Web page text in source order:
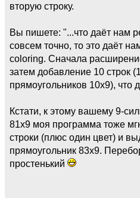
вторую строку.
Вы пишете: "...что даёт нам
совсем точно, то это даёт
coloring. Сначала
затем добавление 10 строк
прямоугольников 10х9), что
Кстати, к этому вашему 9-
81х9 моя программа тоже
строки (плюс один цвет) и
прямоугольник 83х9.
простенький